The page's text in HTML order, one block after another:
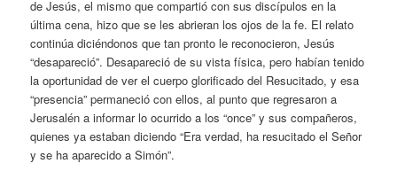
de Jesús, el mismo que compartió con sus discípulos en la
última cena, hizo que se les abrieran los ojos de la fe. El relato
continúa diciéndonos que tan pronto le reconocieron, Jesús
“desapareció”. Desapareció de su vista física, pero habían tenido
la oportunidad de ver el cuerpo glorificado del Resucitado, y esa
“presencia” permaneció con ellos, al punto que regresaron a
Jerusalén a informar lo ocurrido a los “once” y sus compañeros,
quienes ya estaban diciendo “Era verdad, ha resucitado el Señor
y se ha aparecido a Simón”.